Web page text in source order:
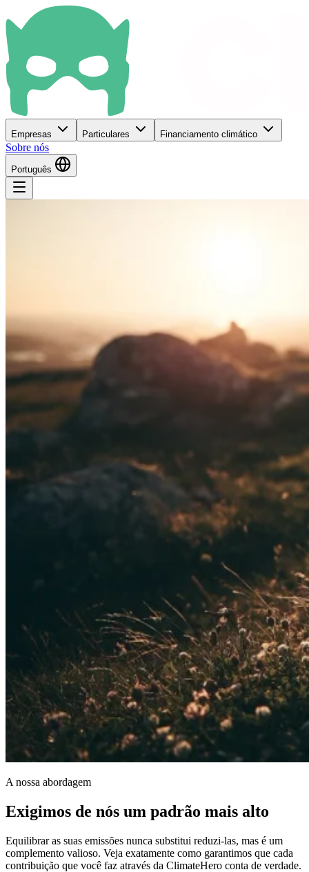
Empresas Particulares Financiamento climático
Sobre nós
Português
A nossa abordagem
Exigimos de nós um padrão mais alto
Equilibrar as suas emissões nunca substitui reduzi-las, mas é um
complemento valioso. Veja exatamente como garantimos que cada
contribuição que você faz através da ClimateHero conta de verdade.